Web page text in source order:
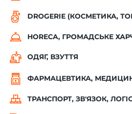
DROGERIE (КОСМЕТИКА,
HORECA, ГРОМАДСЬКЕ
ОДЯГ, ВЗУТТЯ
ФАРМАЦЕВТИКА,
ТРАНСПОРТ, ЗВ'ЯЗОК,